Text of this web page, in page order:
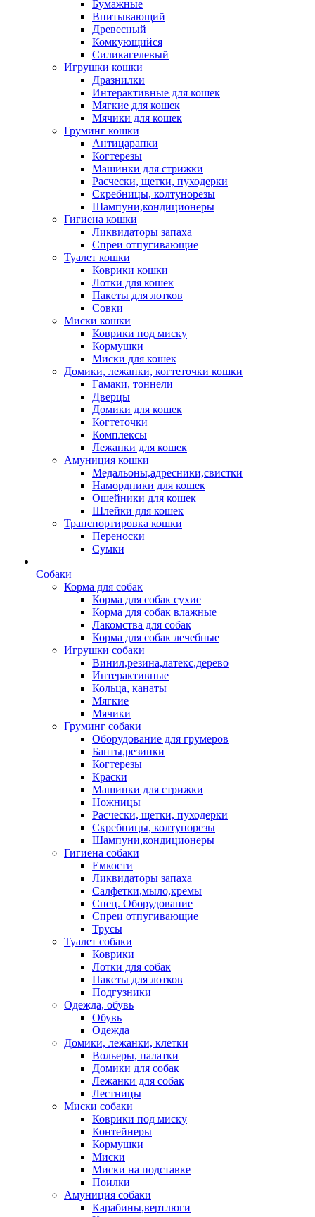
Бумажные
Впитывающий
Древесный
Комкующийся
Силикагелевый
Игрушки кошки
Дразнилки
Интерактивные для кошек
Мягкие для кошек
Мячики для кошек
Груминг кошки
Антицарапки
Когтерезы
Машинки для стрижки
Расчески, щетки, пуходерки
Скребницы, колтунорезы
Шампуни,кондиционеры
Гигиена кошки
Ликвидаторы запаха
Спреи отпугивающие
Туалет кошки
Коврики кошки
Лотки для кошек
Пакеты для лотков
Совки
Миски кошки
Коврики под миску
Кормушки
Миски для кошек
Домики, лежанки, когтеточки кошки
Гамаки, тоннели
Дверцы
Домики для кошек
Когтеточки
Комплексы
Лежанки для кошек
Амуниция кошки
Медальоны,адресники,свистки
Намордники для кошек
Ошейники для кошек
Шлейки для кошек
Транспортировка кошки
Переноски
Сумки
Собаки
Корма для собак
Корма для собак сухие
Корма для собак влажные
Лакомства для собак
Корма для собак лечебные
Игрушки собаки
Винил,резина,латекс,дерево
Интерактивные
Кольца, канаты
Мягкие
Мячики
Груминг собаки
Оборудование для грумеров
Банты,резинки
Когтерезы
Краски
Машинки для стрижки
Ножницы
Расчески, щетки, пуходерки
Скребницы, колтунорезы
Шампуни,кондиционеры
Гигиена собаки
Емкости
Ликвидаторы запаха
Салфетки,мыло,кремы
Спец. Оборудование
Спреи отпугивающие
Трусы
Туалет собаки
Коврики
Лотки для собак
Пакеты для лотков
Подгузники
Одежда, обувь
Обувь
Одежда
Домики, лежанки, клетки
Вольеры, палатки
Домики для собак
Лежанки для собак
Лестницы
Миски собаки
Коврики под миску
Контейнеры
Кормушки
Миски
Миски на подставке
Поилки
Амуниция собаки
Карабины,вертлюги